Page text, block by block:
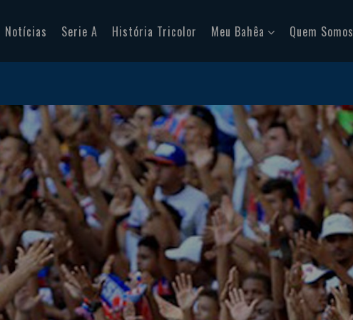
Notícias Serie A História Tricolor Meu Bahêa Quem Somos